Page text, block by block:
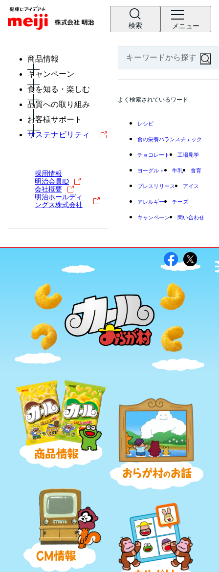
検索 メニュー
商品情報
キャンペーン
食を知る・楽しむ
品質への取り組み
お客様サポート
サステナビリティ
採用情報
明治会員ID
会社概要
明治ホールディ
ングス株式会社
よく検索されているワード
レシピ
食の栄養バランスチェック
チョコレート 工場見学
ヨーグルト 牛乳 食育
プレスリリース アイス
アレルギー チーズ
キャンペーン 問い合わせ